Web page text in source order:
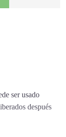
ser usado
después